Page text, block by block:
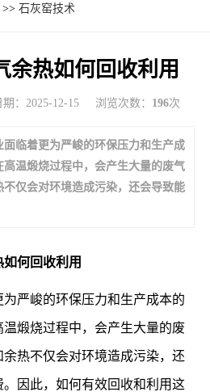
>>石灰窑技术
余热如何回收利用
期：2025-12-15 浏览次数： 196次
临着更为严峻的环保压力和生产成
温煅烧过程中，会产生大量的废气
仅会对环境造成污染，还会导致能
何回收利用
严峻的环保压力和生产成本的
煅烧过程中，会产生大量的废
热不仅会对环境造成污染，还
因此，如何有效回收和利用这